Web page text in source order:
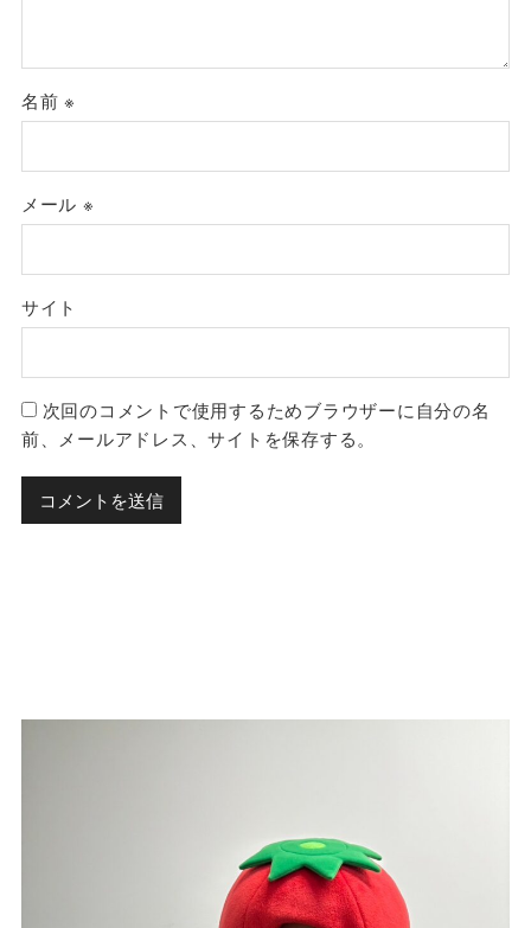
名前※
メール ※
サイト
次回のコメントで使用するためブラウザーに自分の名
前、メールアドレス、サイトを保存する。